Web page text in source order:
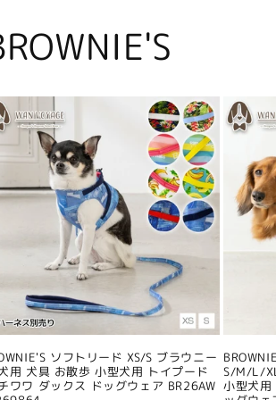
ソフトリード XS/S ブラウニー
用 犬具 お散歩 小型犬用 トイプード
ワワ ダックス ドッグウェア BR26AW
S/M/L/
小型犬